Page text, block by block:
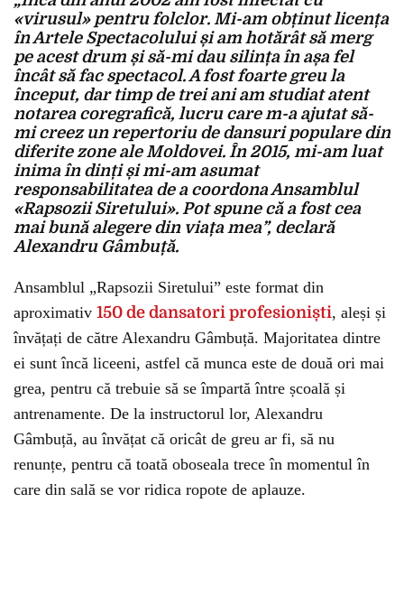
«virusul» pentru folclor. Mi-am obținut licența
în Artele Spectacolului și am hotărât să merg
pe acest drum și să-mi dau silința în așa fel
încât să fac spectacol. A fost foarte greu la
început, dar timp de trei ani am studiat atent
notarea coregrafică, lucru care m-a ajutat să-
mi creez un repertoriu de dansuri populare din
diferite zone ale Moldovei. În 2015, mi-am luat
inima în dinți și mi-am asumat
responsabilitatea de a coordona Ansamblul
«Rapsozii Siretului». Pot spune că a fost cea
mai bună alegere din viața mea”, declară
Alexandru Gâmbuță.
Ansamblul „Rapsozii Siretului” este format din
aproximativ 150 de dansatori profesioniști, aleși și
învățați de către Alexandru Gâmbuță. Majoritatea dintre
ei sunt încă liceeni, astfel că munca este de două ori mai
grea, pentru că trebuie să se împartă între școală și
antrenamente. De la instructorul lor, Alexandru
Gâmbuță, au învățat că oricât de greu ar fi, să nu
renunțe, pentru că toată oboseala trece în momentul în
care din sală se vor ridica ropote de aplauze.